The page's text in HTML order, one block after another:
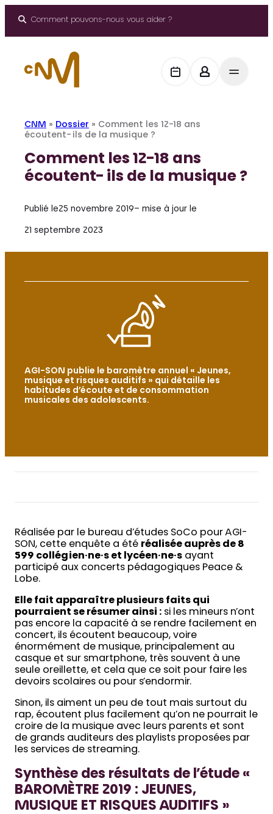
Comment pouvons-nous vous aider ?
CNM » Dossier » Comment les 12-18 ans
écoutent-ils de la musique ?
Comment les 12-18 ans
écoutent-ils de la musique ?
Publié le25 novembre 2019– mise à jour le
21 septembre 2023
AGI-SON publie le baromètre annuel « Jeunes,
musique et risques auditifs » qui détaille les
habitudes d’écoute et de consommation
musicales des adolescents.
Réalisée par le bureau d’études SoCo pour AGI-
SON, cette enquête a été réalisée auprès de 8
599 collégien·ne·s et lycéen·ne·s ayant
participé aux concerts pédagogiques Peace &
Lobe.
Elle fait apparaître plusieurs faits qui
pourraient se résumer ainsi : si les mineurs n’ont
pas encore la capacité à se rendre facilement en
concert, ils écoutent beaucoup, voire
énormément de musique, principalement au
casque et sur smartphone, très souvent à une
seule oreillette, et cela que ce soit pour faire les
devoirs scolaires ou pour s’endormir.
Sinon, ils aiment un peu de tout mais surtout du
rap, écoutent plus facilement qu’on ne pourrait le
croire de la musique avec leurs parents et sont
de grands auditeurs des playlists proposées par
les services de streaming.
Synthèse des résultats de l’étude «
BAROMÈTRE 2019 : JEUNES,
MUSIQUE ET RISQUES AUDITIFS »